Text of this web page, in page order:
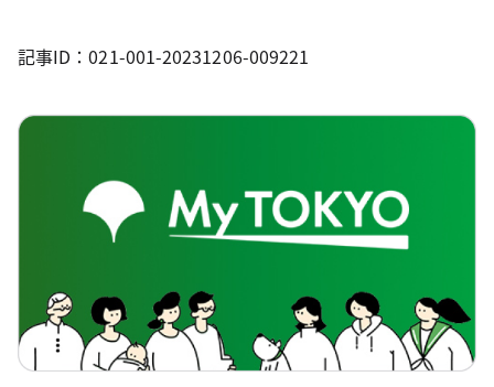
記事ID：021-001-20231206-009221